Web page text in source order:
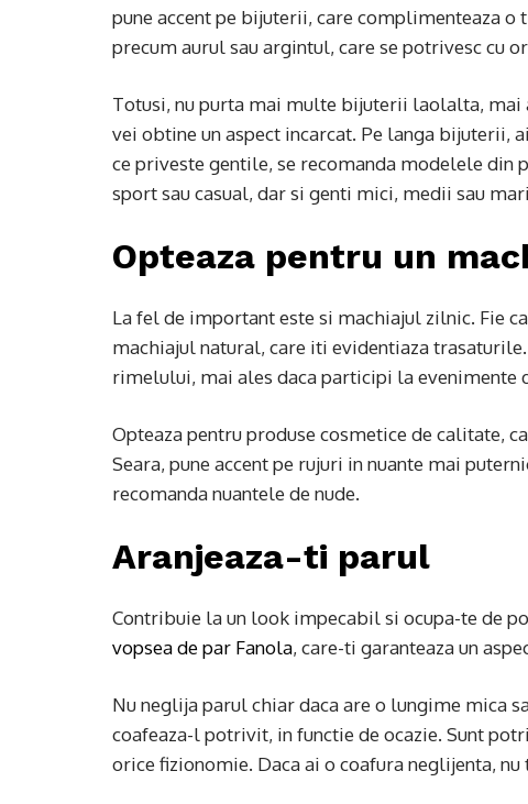
pune accent pe bijuterii, care complimenteaza
precum aurul sau argintul, care se potrivesc cu
Totusi, nu purta mai multe bijuterii laolalta, mai
vei obtine un aspect incarcat. Pe langa bijuterii,
ce priveste gentile, se recomanda modelele
sport sau casual, dar si genti mici, medii sau
Opteaza pentru un
La fel de important este si machiajul zilnic. Fie
machiajul natural, care iti evidentiaza
rimelului, mai ales daca participi la evenimente
Opteaza pentru produse cosmetice de calitate,
Seara, pune accent pe rujuri in nuante mai
recomanda nuantele de nude.
Aranjeaza-ti parul
Contribuie la un look impecabil si ocupa-te de
vopsea de par Fanola, care-ti garanteaza un
Nu neglija parul chiar daca are o lungime mica
coafeaza-l potrivit, in functie de ocazie. Sunt
orice fizionomie. Daca ai o coafura neglijenta,